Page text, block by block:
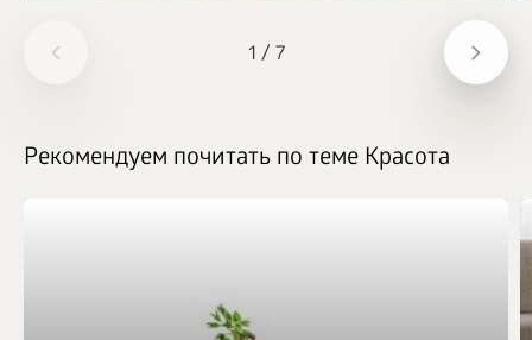
1 / 7
Рекомендуем почитать по теме Красота